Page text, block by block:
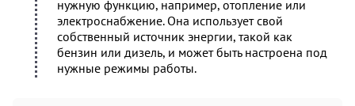
нужную функцию, например, отопление или
электроснабжение. Она использует свой
собственный источник энергии, такой как
бензин или дизель, и может быть настроена под
нужные режимы работы.